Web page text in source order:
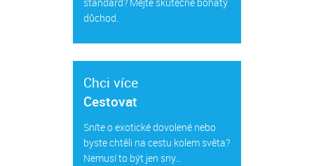
důchod.
Chci více
Cestovat
Sníte o exotické dovolené nebo
byste chtěli na cestu kolem světa?
Nemusí to být jen sny...